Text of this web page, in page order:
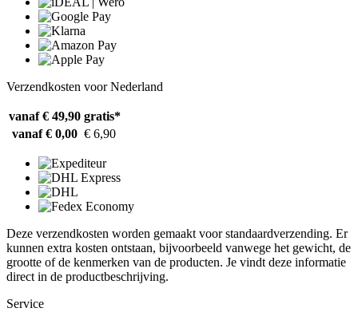
Verzendkosten voor Nederland
vanaf € 49,90 gratis*
vanaf € 0,00 € 6,90
Deze verzendkosten worden gemaakt voor standaardverzending. Er
kunnen extra kosten ontstaan, bijvoorbeeld vanwege het gewicht, de
grootte of de kenmerken van de producten. Je vindt deze informatie
direct in de productbeschrijving.
Service